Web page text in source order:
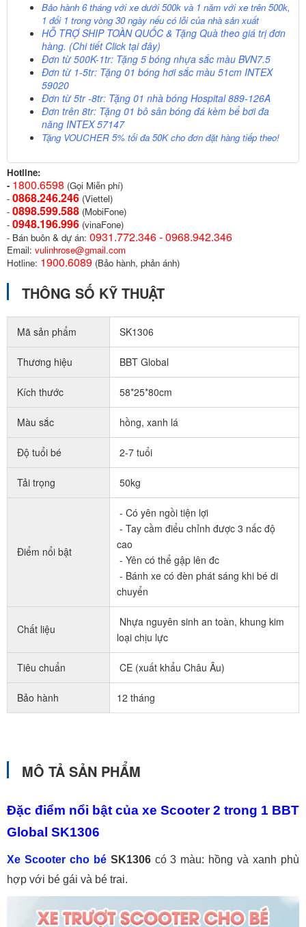
Bảo hành 6 tháng với xe dưới 500k và 1 năm với xe trên 500k,
1 đổi 1 trong vòng 30 ngày nếu có lỗi của nhà sản xuất
HỖ TRỢ SHIP TOÀN QUỐC & Tặng Quà theo giá trị đơn
hàng. (Chi tiết Click tại đây)
Đơn từ 500K-1tr: Tặng 5 bóng nhựa sắc màu BVN7.5
Đơn từ 1-5tr: Tặng 01 bóng hơi sắc màu 51cm INTEX
59020
Đơn từ 5tr -8tr: Tặng 01 nhà bóng Hospital 889-126A
Đơn trên 8tr: Tặng 01 bô sân bóng đá kèm bể bơi đa
năng INTEX 57147
Tặng VOUCHER 5% tối đa 50K cho đơn đặt hàng tiếp theo!
Hotline:
- 1800.6598 (Gọi Miễn phí)
- 0868.246.246 (Viettel)
- 0898.599.588 (MobiFone)
- 0948.196.996 (vinaFone)
- Bán buôn & dự án: 0931.772.346 - 0968.942.346
Email: vulinhrose@gmail.com
Hotline: 1900.6089 (Bảo hành, phản ánh)
THÔNG SỐ KỸ THUẬT
Mã sản phẩm SK1306
Thương hiệu BBT Global
Kích thước 58*25*80cm
Màu sắc hồng, xanh lá
Độ tuổi bé 2-7 tuổi
Tải trọng 50kg
Điểm nổi bật
- Có yên ngồi tiện lợi
- Tay cầm điểu chỉnh được 3 nấc độ
cao
- Yên có thể gập lên đc
- Bánh xe có đèn phát sáng khi bé di
chuyển
Chất liệu
Nhựa nguyên sinh an toàn, khung kim
loại chịu lực
Tiêu chuẩn CE (xuất khẩu Châu Âu)
Bảo hành 12 tháng
MÔ TẢ SẢN PHẨM
Đặc điểm nổi bật của xe Scooter 2 trong 1 BBT
Global SK1306
Xe Scooter cho bé SK1306 có 3 màu: hồng và xanh phù
hợp với bé gái và bé trai.